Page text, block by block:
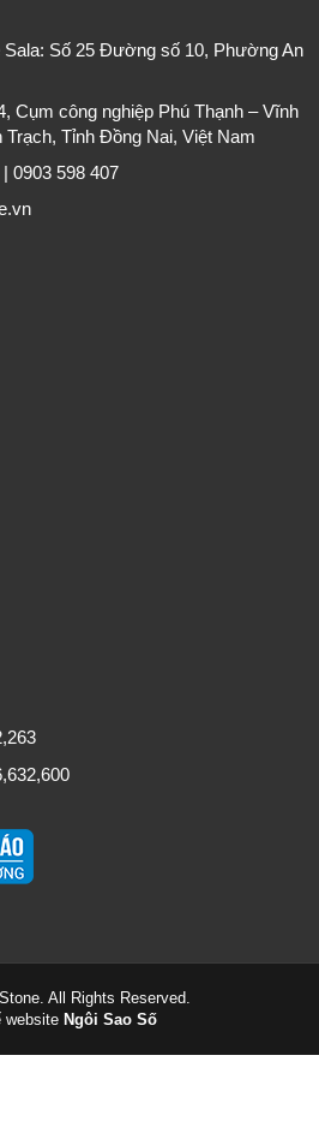
Sala: Số 25 Đường số 10, Phường An
Cụm công nghiệp Phú Thạnh – Vĩnh
Tỉnh Đồng Nai, Việt Nam
0903 598 407
All Rights Reserved.
website Ngôi Sao Số